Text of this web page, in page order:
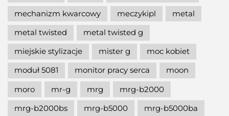
mechanizm kwarcowy
meczykipl
metal
metal twisted
metal twisted g
miejskie stylizacje
mister g
moc kobiet
moduł 5081
monitor pracy serca
moon
moro
mr-g mrg
mrg-b2000
mrg-b2000bs
mrg-b5000
mrg-b5000ba